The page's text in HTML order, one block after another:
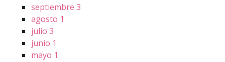
septiembre 3
agosto 1
julio 3
junio 1
mayo 1